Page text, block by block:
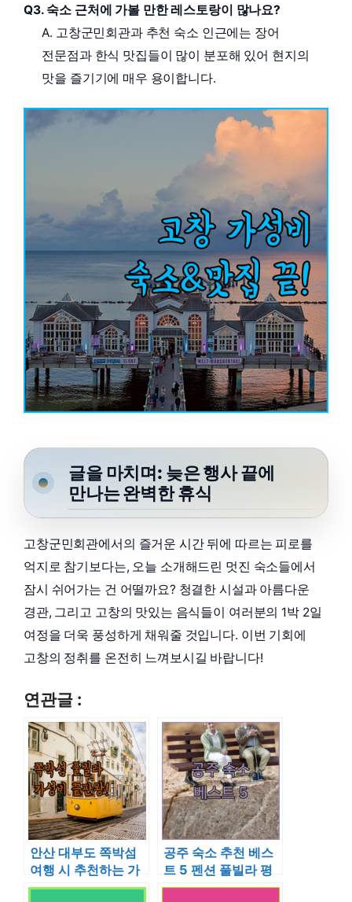
Q3. 숙소 근처에 가볼 만한 레스토랑이 많나요?
A. 고창군민회관과 추천 숙소 인근에는 장어
전문점과 한식 맛집들이 많이 분포해 있어 현지의
맛을 즐기기에 매우 용이합니다.
글을 마치며: 늦은 행사 끝에
만나는 완벽한 휴식
고창군민회관에서의 즐거운 시간 뒤에 따르는 피로를
억지로 참기보다는, 오늘 소개해드린 멋진 숙소들에서
잠시 쉬어가는 건 어떨까요? 청결한 시설과 아름다운
경관, 그리고 고창의 맛있는 음식들이 여러분의 1박 2일
여정을 더욱 풍성하게 채워줄 것입니다. 이번 기회에
고창의 정취를 온전히 느껴보시길 바랍니다!
연관글 :
안산 대부도 쪽박섬
여행 시 추천하는 가
성비 숙소와 가족용
공주 숙소 추천 베스
트 5 펜션 풀빌라 평
점 및 실제 후기 분석